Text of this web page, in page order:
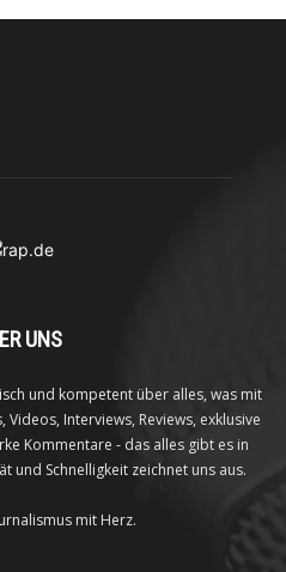
UNS
und kompetent über alles, was mit
Interviews, Reviews, exklusive
Kommentare - das alles gibt es in
und Schnelligkeit zeichnet uns aus.
mit Herz.